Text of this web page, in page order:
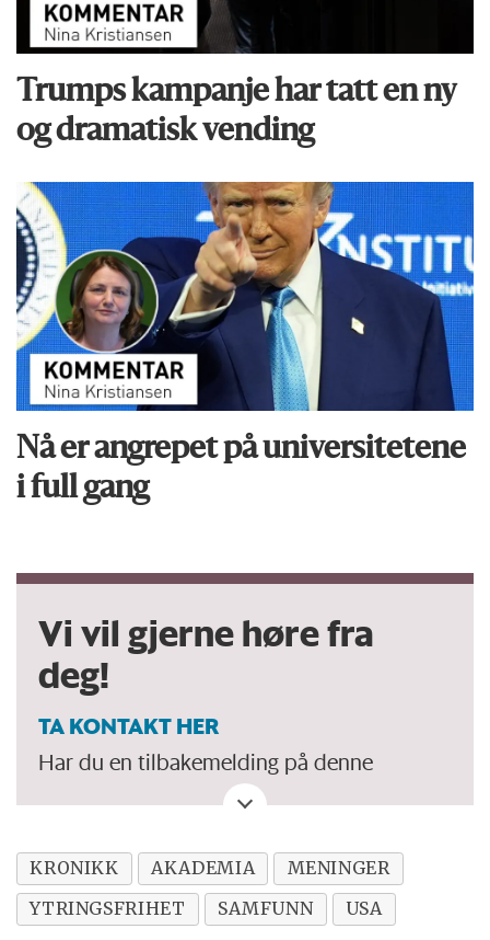
Trumps kampanje har tatt en ny
og dramatisk vending
Nå er angrepet på universitetene
i full gang
Vi vil gjerne høre fra
deg!
TA KONTAKT HER
Har du en tilbakemelding på denne
kronikken. Eller spørsmål, ros eller kritikk
en viktig debatt?
KRONIKK AKADEMIA
MENINGER
YTRINGSFRIHET
SAMFUNN USA